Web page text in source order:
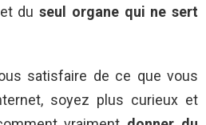
duseul organe qui ne sert
satisfaire de ce que vous
soyez plus curieux et